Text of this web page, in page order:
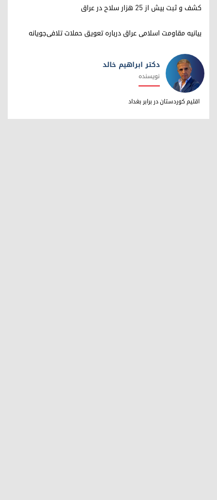
کشف و ثبت بیش از ۲۵ هزار سلاح در عراق
بیانیه مقاومت اسلامی عراق درباره تعویق حملات تلافی‌جویانه
دکتر ابراهیم خالد
دکتر ابراهیم خالد
نویسنده
اقلیم کوردستان در برابر بغداد